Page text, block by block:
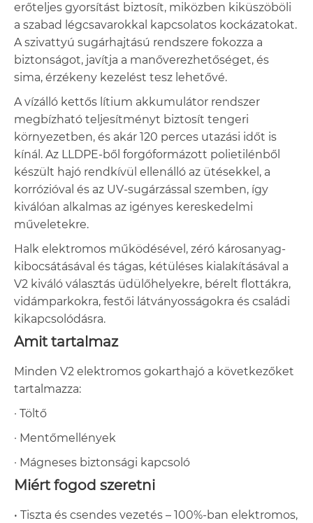
erőteljes gyorsítást biztosít, miközben kiküszöböli
a szabad légcsavarokkal kapcsolatos kockázatokat.
A szivattyú sugárhajtású rendszere fokozza a
biztonságot, javítja a manőverezhetőséget, és
sima, érzékeny kezelést tesz lehetővé.
A vízálló kettős lítium akkumulátor rendszer
megbízható teljesítményt biztosít tengeri
környezetben, és akár 120 perces utazási időt is
kínál. Az LLDPE-ből forgóformázott polietilénből
készült hajó rendkívül ellenálló az ütésekkel, a
korrózióval és az UV-sugárzással szemben, így
kiválóan alkalmas az igényes kereskedelmi
műveletekre.
Halk elektromos működésével, zéró károsanyag-
kibocsátásával és tágas, kétüléses kialakításával a
V2 kiváló választás üdülőhelyekre, bérelt flottákra,
vidámparkokra, festői látványosságokra és családi
kikapcsolódásra.
Amit tartalmaz
Minden V2 elektromos gokarthajó a következőket
tartalmazza:
· Töltő
· Mentőmellények
· Mágneses biztonsági kapcsoló
Miért fogod szeretni
• Tiszta és csendes vezetés – 100%-ban elektromos,